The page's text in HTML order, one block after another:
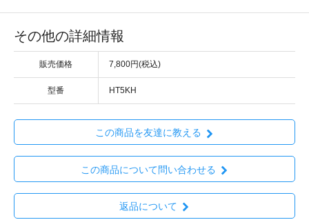
その他の詳細情報
販売価格 7,800円(税込)
型番 HT5KH
この商品を友達に教える
この商品について問い合わせる
返品について